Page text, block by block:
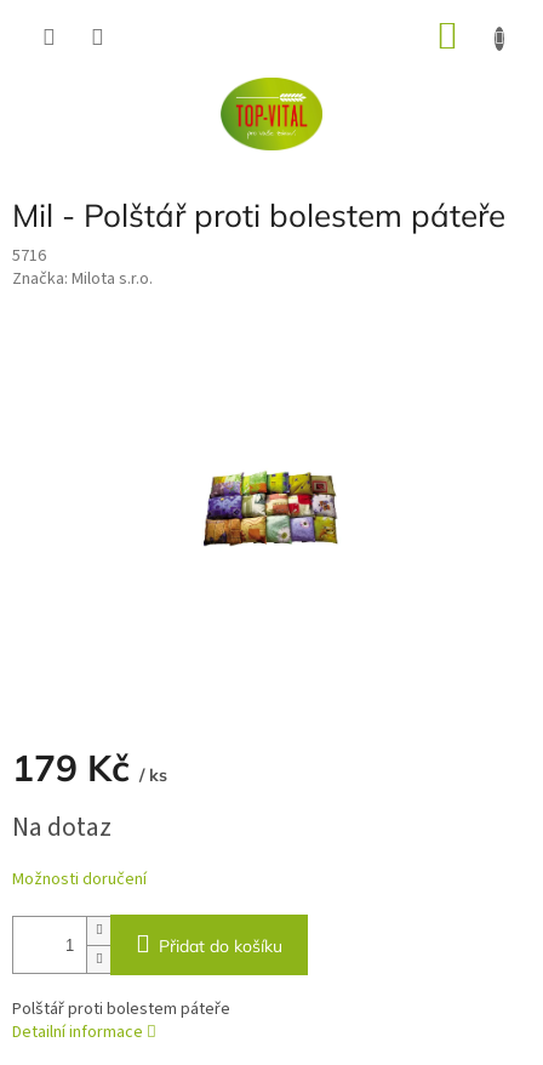
Mil - Polštář proti bolestem páteře
5716
Značka: Milota s.r.o.
179 Kč / ks
cena:
Na dotaz
Možnosti doručení
Přidat do košíku
Polštář proti bolestem páteře
Detailní informace